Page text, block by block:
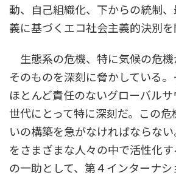
動、自己組織化、下からの統制
義に基づくエコ社会主義的決別を
生態系の危機、特に気候の危機
そのものを深刻に脅かしている
ほとんど責任のないグローバル
世代にとって特に深刻だ。この
いの構築を急がなければならな
をさまざまな人々の中で活性化
の一助として、第４インターナ